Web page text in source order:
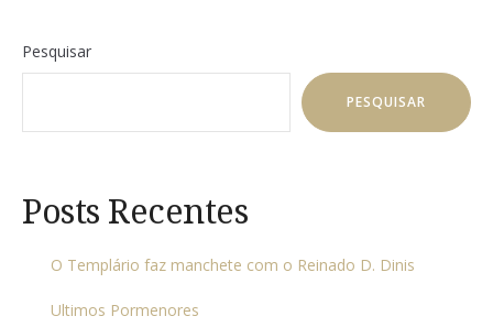
Pesquisar
PESQUISAR
Posts Recentes
O Templário faz manchete com o Reinado D. Dinis
Ultimos Pormenores